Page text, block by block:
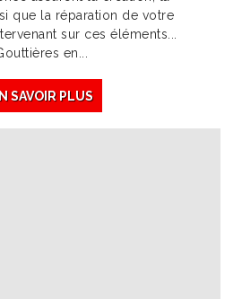
que la réparation de votre
sur ces éléments...
en...
SAVOIR PLUS